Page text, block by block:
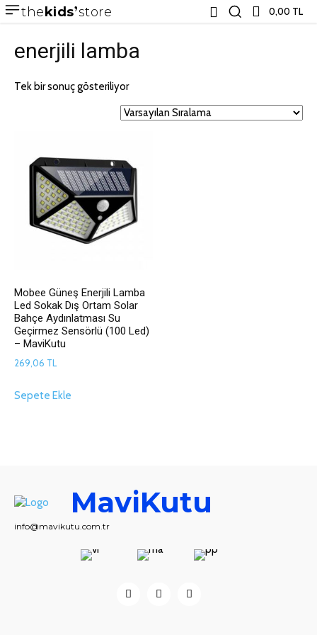
thekids store 0,00 TL
enerjili lamba
Tek bir sonuç gösteriliyor
Mobee Güneş Enerjili Lamba
Led Sokak Dış Ortam Solar
Bahçe Aydınlatması Su
Geçirmez Sensörlü (100 Led)
– MaviKutu
269,06 TL
Sepete Ekle
MaviKutu
info@mavikutu.com.tr